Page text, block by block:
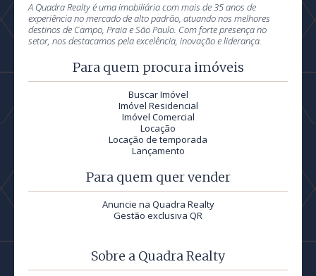
A Quadra Realty é uma imobiliária com mais de 35 anos de
experiência no mercado de alto padrão, atuando nos melhores
destinos de Campo, Praia e São Paulo. Com forte presença no
setor, nos destacamos pela excelência, inovação e liderança.
Para quem procura imóveis
Buscar Imóvel
Imóvel Residencial
Imóvel Comercial
Locação
Locação de temporada
Lançamento
Para quem quer vender
Anuncie na Quadra Realty
Gestão exclusiva QR
Sobre a Quadra Realty